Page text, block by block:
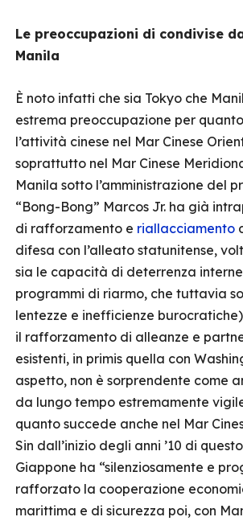
Le preoccupazioni di condivise
Manila
È noto infatti che sia Tokyo che
estrema preoccupazione per
l’attività cinese nel Mar Cinese
soprattutto nel Mar Cinese
Manila sotto l’amministrazione del
“Bong-Bong” Marcos Jr. ha già
di rafforzamento e riallacciamento
difesa con l’alleato statunitense,
sia le capacità di deterrenza
programmi di riarmo, che tuttavia
lentezze e inefficienze
il rafforzamento di alleanze e
esistenti, in primis quella con
aspetto, non è sorprendente come
da lungo tempo estremamente
quanto succede anche nel Mar
Sin dall’inizio degli anni ’10 di
Giappone ha “silenziosamente e
rafforzato la cooperazione
marittima e di sicurezza poi, con